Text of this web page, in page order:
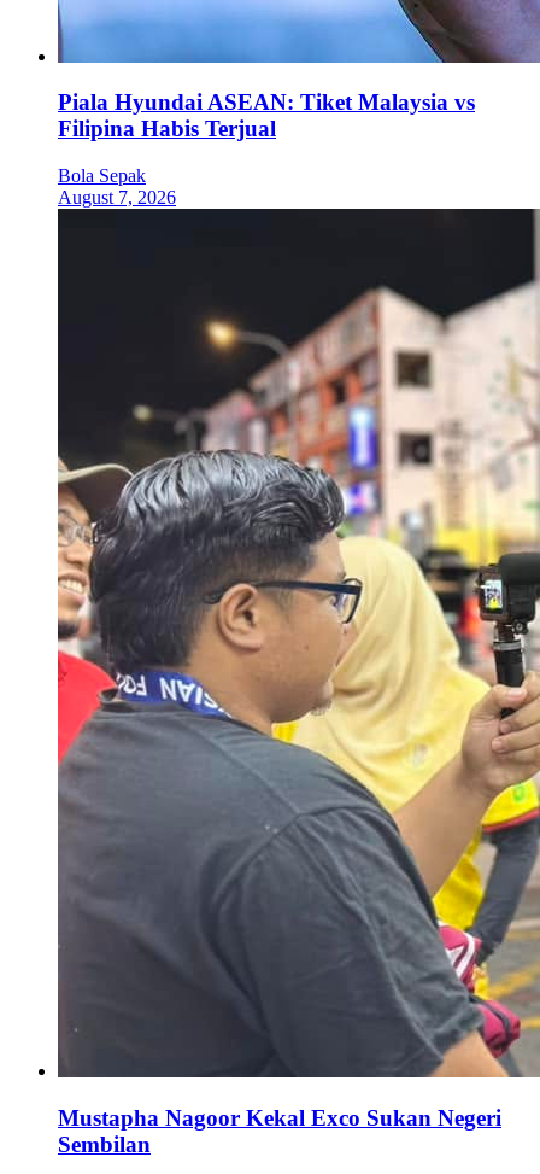
Piala Hyundai ASEAN: Tiket Malaysia vs
Filipina Habis Terjual
Bola Sepak
August 7, 2026
Mustapha Nagoor Kekal Exco Sukan Negeri
Sembilan